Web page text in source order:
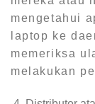
mengetahui
laptop ke
memeriksa
melakukan